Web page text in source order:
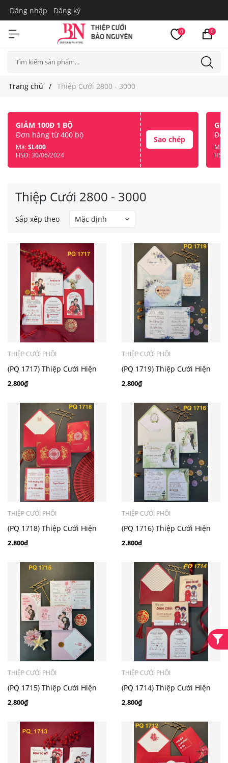
Đăng nhập Đăng ký
0 0
Trang chủ Thiệp Cưới 2800 - 3000
GIẢM 100Đ 1 BỘ
Đơn hàng từ 400 bộ
Mã:SL400
HSD: 30/06/2024
Sao chép
Mã:
Thiệp Cưới 2800 - 3000
Sắp xếp theo Mặc định
THIỆP CƯỚI PHÔI
(PQ 1717) Thiệp Cưới Hiện
Đại Ruột Gập Đôi
2.800₫
THIỆP CƯỚI PHÔI
(PQ 1719) Thiệp Cưới Hiện
Đại Ruột Gập Đôi
2.800₫
THIỆP CƯỚI PHÔI
(PQ 1718) Thiệp Cưới Hiện
Đại Ruột Gập Đôi
2.800₫
THIỆP CƯỚI PHÔI
(PQ 1716) Thiệp Cưới Hiện
Đại Ruột Gập Đôi
2.800₫
THIỆP CƯỚI PHÔI
(PQ 1715) Thiệp Cưới Hiện
Đại Ruột Gập Đôi
2.800₫
THIỆP CƯỚI PHÔI
(PQ 1714) Thiệp Cưới Hiện
Đại Ruột Gập Đôi
2.800₫